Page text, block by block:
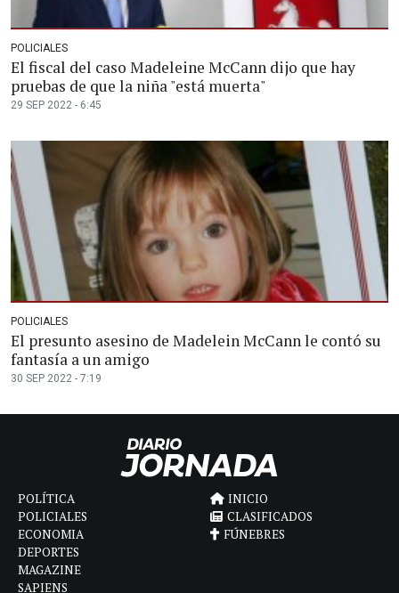
POLICIALES
El fiscal del caso Madeleine McCann dijo que hay
pruebas de que la niña "está muerta"
29 SEP 2022 - 6:45
POLICIALES
El presunto asesino de Madelein McCann le contó su
fantasía a un amigo
30 SEP 2022 - 7:19
POLÍTICA
POLICIALES
ECONOMIA
DEPORTES
MAGAZINE
SAPIENS
INICIO
CLASIFICADOS
FÚNEBRES